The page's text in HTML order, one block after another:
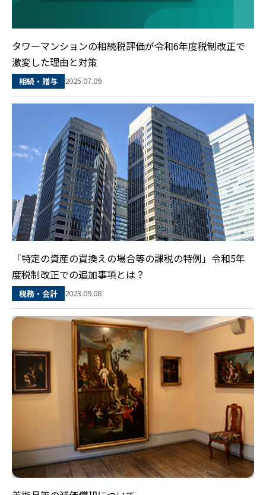
タワーマンションの相続税評価が令和6年度税制改正で
激変した理由と対策
相続・贈与 2025.07.09
「特定の資産の買換えの場合等の課税の特例」令和5年
度税制改正での追加事項とは？
税務・会計 2023.09.08